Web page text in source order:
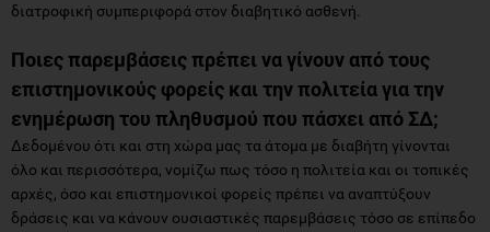
διατροφική συμπεριφορά στον διαβητικό ασθενή.
Ποιες παρεμβάσεις πρέπει να γίνουν από τους
επιστημονικούς φορείς και την πολιτεία για την
ενημέρωση του πληθυσμού που πάσχει από ΣΔ;
Δεδομένου ότι και στη χώρα μας τα άτομα με διαβήτη γίνονται
όλο και περισσότερα, νομίζω πως τόσο η πολιτεία και οι τοπικές
αρχές, όσο και επιστημονικοί φορείς πρέπει να αναπτύξουν
δράσεις και να κάνουν ουσιαστικές παρεμβάσεις τόσο σε επίπεδο